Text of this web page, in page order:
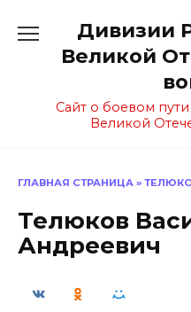
содержанию
Дивизии
Великой
Сайт о боевом
Великой
ГЛАВНАЯ СТРАНИЦА »
Телюков
Андреевич